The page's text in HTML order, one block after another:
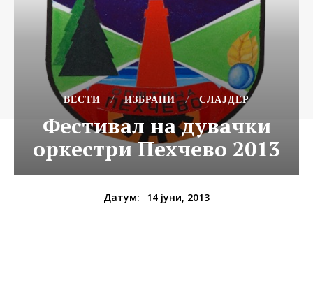
ВЕСТИ ИЗБРАНИ СЛАЈДЕР
Фестивал на дувачки
оркестри Пехчево 2013
Датум: 14 јуни, 2013